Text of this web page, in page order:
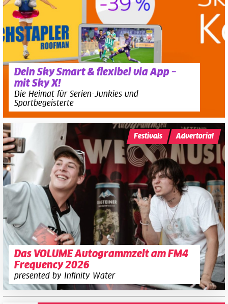
Dein Sky Smart & flexibel via App –
mit Sky X!
Die Heimat für Serien-Junkies und
Sportbegeisterte
Das VOLUME Autogrammzelt am FM4
Frequency 2026
presented by Infinity Water
Festivals Advertorial